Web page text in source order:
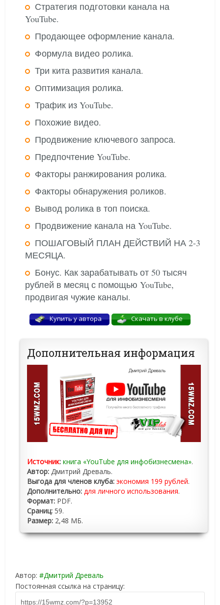
Стратегия подготовки канала на
YouTube.
Продающее оформление канала.
Формула видео ролика.
Три кита развития канала.
Оптимизация ролика.
Трафик из YouTube.
Похожие видео.
Продвижение ключевого запроса.
Предпочтение YouTube.
Факторы ранжирования ролика.
Факторы обнаружения роликов.
Вывод ролика в топ поиска.
Продвижение канала на YouTube.
ПОШАГОВЫЙ ПЛАН ДЕЙСТВИЙ НА 2-3
МЕСЯЦА.
Бонус. Как зарабатывать от 50 тысяч
рублей в месяц с помощью YouTube,
продвигая чужие каналы.
Купить у автора Cкачать в клубе
Дополнительная информация
Источник: книга «YouTube для инфобизнесмена».
Автор: Дмитрий Древаль.
Выгода для членов клуба: экономия 199 рублей.
Дополнительно: для личного использования.
Формат: PDF.
Сраниц: 59.
Размер: 2,48 МБ.
Автор: Дмитрий Древаль
Постоянная ссылка на страницу: